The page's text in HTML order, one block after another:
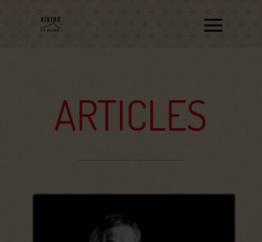
ARTICLES